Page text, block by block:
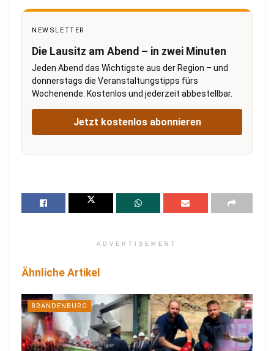
NEWSLETTER
Die Lausitz am Abend – in zwei Minuten
Jeden Abend das Wichtigste aus der Region – und
donnerstags die Veranstaltungstipps fürs
Wochenende. Kostenlos und jederzeit abbestellbar.
Jetzt kostenlos abonnieren
ADVERTISEMENT
Ähnliche Artikel
BRANDENBURG